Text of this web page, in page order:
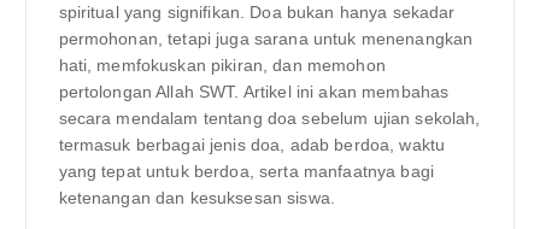
spiritual yang signifikan. Doa bukan hanya sekadar
permohonan, tetapi juga sarana untuk menenangkan
hati, memfokuskan pikiran, dan memohon
pertolongan Allah SWT. Artikel ini akan membahas
secara mendalam tentang doa sebelum ujian sekolah,
termasuk berbagai jenis doa, adab berdoa, waktu
yang tepat untuk berdoa, serta manfaatnya bagi
ketenangan dan kesuksesan siswa.